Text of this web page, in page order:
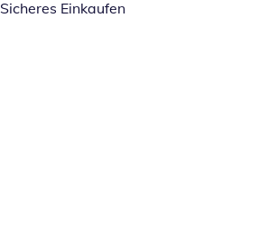
Sicheres Einkaufen